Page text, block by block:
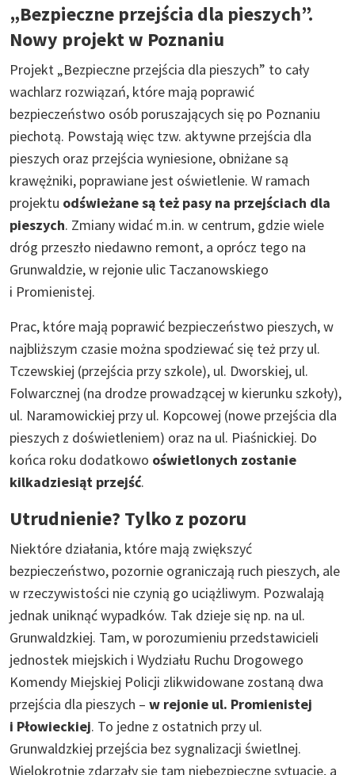
„Bezpieczne przejścia dla pieszych”.
Nowy projekt w Poznaniu
Projekt „Bezpieczne przejścia dla pieszych” to cały
wachlarz rozwiązań, które mają poprawić
bezpieczeństwo osób poruszających się po Poznaniu
piechotą. Powstają więc tzw. aktywne przejścia dla
pieszych oraz przejścia wyniesione, obniżane są
krawężniki, poprawiane jest oświetlenie. W ramach
projektu odświeżane są też pasy na przejściach dla
pieszych. Zmiany widać m.in. w centrum, gdzie wiele
dróg przeszło niedawno remont, a oprócz tego na
Grunwaldzie, w rejonie ulic Taczanowskiego
i Promienistej.
Prac, które mają poprawić bezpieczeństwo pieszych, w
najbliższym czasie można spodziewać się też przy ul.
Tczewskiej (przejścia przy szkole), ul. Dworskiej, ul.
Folwarcznej (na drodze prowadzącej w kierunku szkoły),
ul. Naramowickiej przy ul. Kopcowej (nowe przejścia dla
pieszych z doświetleniem) oraz na ul. Piaśnickiej. Do
końca roku dodatkowo oświetlonych zostanie
kilkadziesiąt przejść.
Utrudnienie? Tylko z pozoru
Niektóre działania, które mają zwiększyć
bezpieczeństwo, pozornie ograniczają ruch pieszych, ale
w rzeczywistości nie czynią go uciążliwym. Pozwalają
jednak uniknąć wypadków. Tak dzieje się np. na ul.
Grunwaldzkiej. Tam, w porozumieniu przedstawicieli
jednostek miejskich i Wydziału Ruchu Drogowego
Komendy Miejskiej Policji zlikwidowane zostaną dwa
przejścia dla pieszych – w rejonie ul. Promienistej
i Płowieckiej. To jedne z ostatnich przy ul.
Grunwaldzkiej przejścia bez sygnalizacji świetlnej.
Wielokrotnie zdarzały się tam niebezpieczne sytuacje, a